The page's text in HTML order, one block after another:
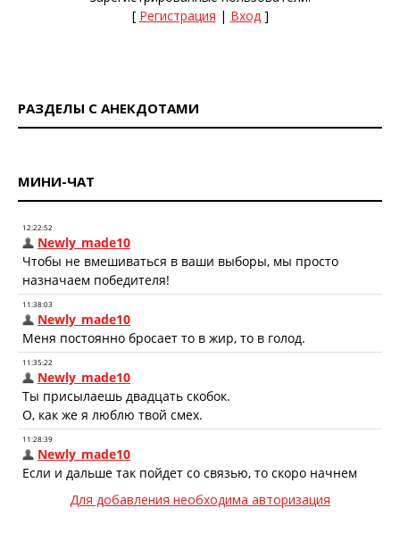
[ Регистрация | Вход]
РАЗДЕЛЫ С АНЕКДОТАМИ
МИНИ-ЧАТ
Для добавления необходима авторизация